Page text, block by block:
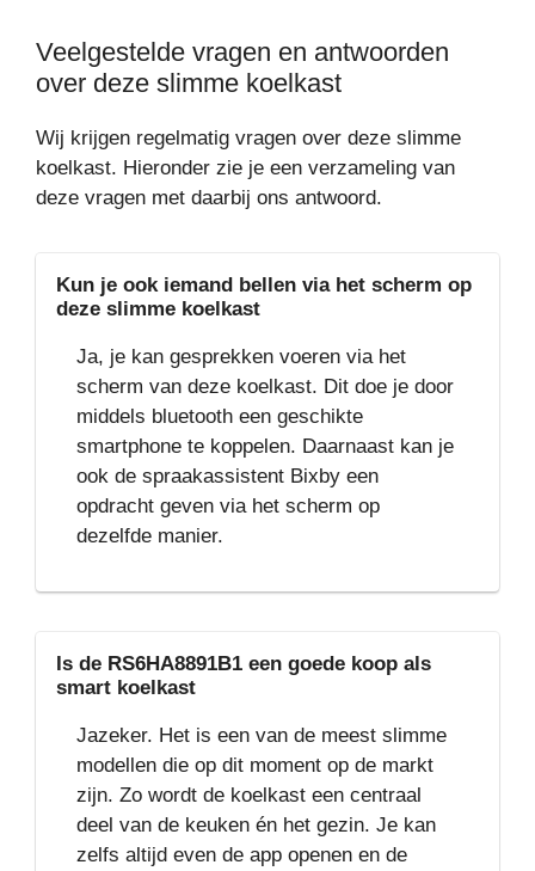
Veelgestelde vragen en antwoorden
over deze slimme koelkast
Wij krijgen regelmatig vragen over deze slimme
koelkast. Hieronder zie je een verzameling van
deze vragen met daarbij ons antwoord.
Kun je ook iemand bellen via het scherm op
deze slimme koelkast
Ja, je kan gesprekken voeren via het
scherm van deze koelkast. Dit doe je door
middels bluetooth een geschikte
smartphone te koppelen. Daarnaast kan je
ook de spraakassistent Bixby een
opdracht geven via het scherm op
dezelfde manier.
Is de RS6HA8891B1 een goede koop als
smart koelkast
Jazeker. Het is een van de meest slimme
modellen die op dit moment op de markt
zijn. Zo wordt de koelkast een centraal
deel van de keuken én het gezin. Je kan
zelfs altijd even de app openen en de